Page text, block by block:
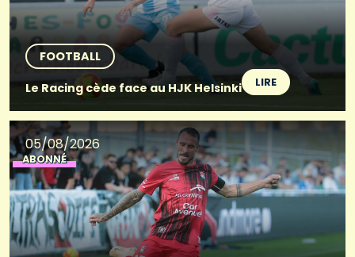
FOOTBALL
Le Racing cède face au HJK Helsinki
LIRE
05/08/2026
ABONNÉ